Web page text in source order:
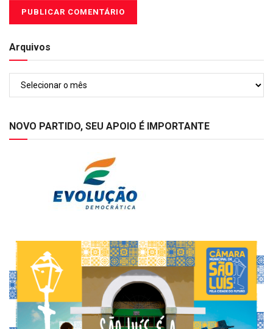
Arquivos
NOVO PARTIDO, SEU APOIO É IMPORTANTE